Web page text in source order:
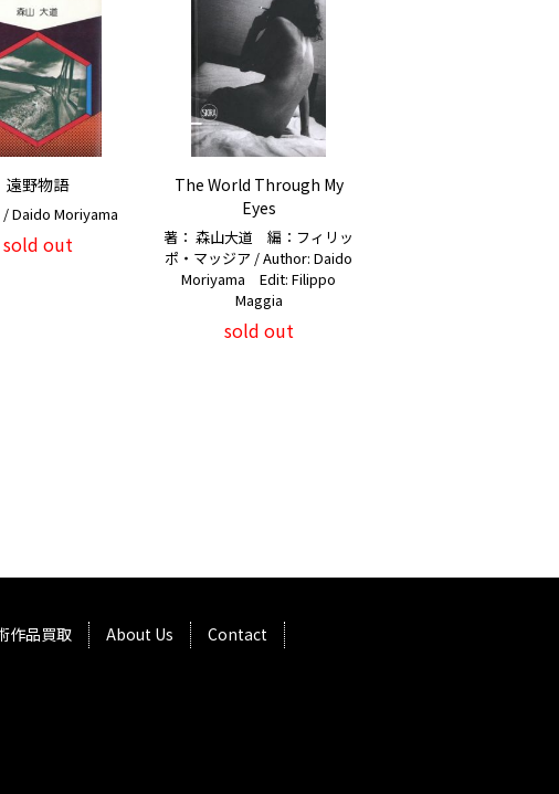
遠野物語
/ Daido Moriyama
sold out
The World Through My
Eyes
著： 森山大道 編：フィリッ
ポ・マッジア / Author: Daido
Moriyama Edit: Filippo
Maggia
sold out
作品買取 About Us Contact